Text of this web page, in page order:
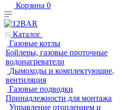
Корзина 0
Каталог
Газовые котлы
Бойлеры, газовые проточные
водонагреватели
Дымоходы и комплектующие,
вентиляция
Газовые подводки
Принадлежности для монтажа
Управление отоплением и